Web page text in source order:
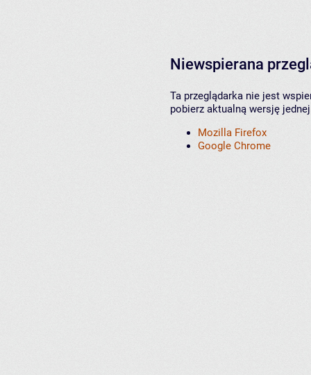
Niewspierana
Ta przeglądarka nie jest
pobierz aktualną wersję
Mozilla Firefox
Google Chrome